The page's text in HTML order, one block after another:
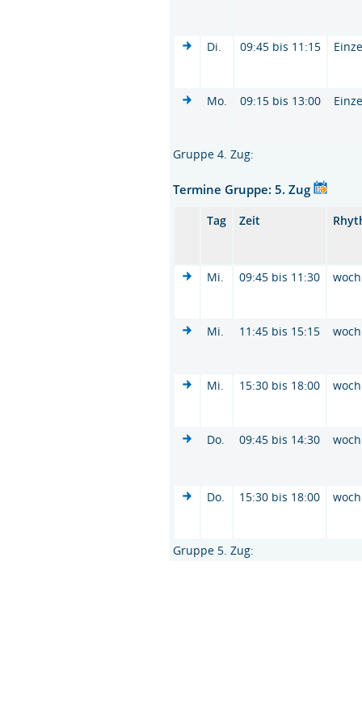
Di. 09:45 bis 11:15
Mo. 09:15 bis 13:00
Gruppe 4. Zug:
Termine Gruppe: 5. Zug
Tag Zeit
Mi. 09:45 bis 11:30 woch
Mi. 11:45 bis 15:15 woch
Mi. 15:30 bis 18:00 woch
Do. 09:45 bis 14:30 woch
Do. 15:30 bis 18:00 woch
Gruppe 5. Zug: